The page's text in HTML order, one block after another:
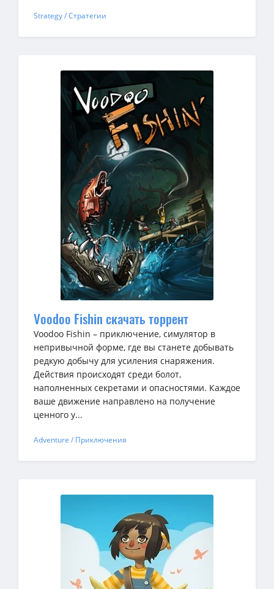
Strategy / Стратегии
Voodoo Fishin скачать торрент
Voodoo Fishin – приключение, симулятор в
непривычной форме, где вы станете добывать
редкую добычу для усиления снаряжения.
Действия происходят среди болот,
наполненных секретами и опасностями. Каждое
ваше движение направлено на получение
ценного у...
Adventure / Приключения